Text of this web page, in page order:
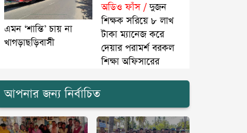
এমন ‘শান্তি’ চায় না
খাগড়াছড়িবাসী
অডিও ফাঁস /দুজন
শিক্ষক সরিয়ে ৮ লাখ
টাকা ম্যানেজ করে
দেয়ার পরামর্শ বরকল
শিক্ষা অফিসারের
আপনার জন্য নির্বাচিত